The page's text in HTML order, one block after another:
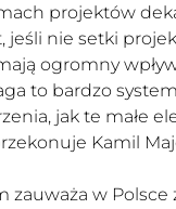
projektów
jeśli nie setki
ogromny
to bardzo
jak te małe
Kamil
zauważa w Polsce